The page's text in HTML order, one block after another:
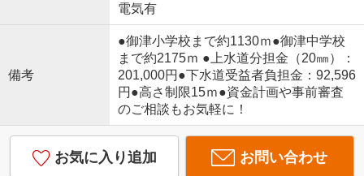
電気有
備考
●御津小学校まで約1130ｍ●御津中学校
まで約2175ｍ ●上水道分担金（20㎜）：
201,000円●下水道受益者負担金：92,596
円●高さ制限15ｍ●資金計画や事前審査
のご相談もお気軽に！
お気に入り追加 お問い合わせ